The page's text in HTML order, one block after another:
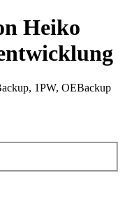
Heiko
1PW, OEBackup